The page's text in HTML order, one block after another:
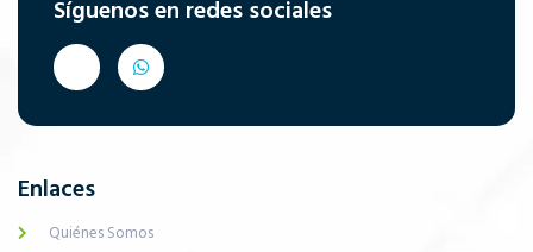
Síguenos en redes sociales
Enlaces
Quiénes Somos